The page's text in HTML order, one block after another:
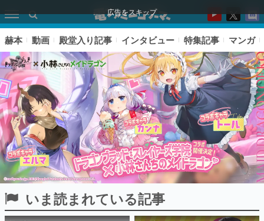
広告をスキップ
ピックアップ
赫本 動画 殿堂入り記事 インタビュー 特集記事 マンガ
いま読まれている記事